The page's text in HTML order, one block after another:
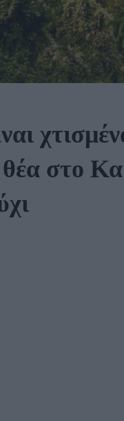
στο